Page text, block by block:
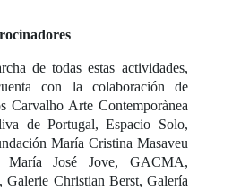
de todas estas actividades,
con la colaboración de
Carvalho Arte Contemporànea
de Portugal, Espacio Solo,
María Cristina Masaveu
María José Jove, GACMA,
Galerie Christian Berst, Galería